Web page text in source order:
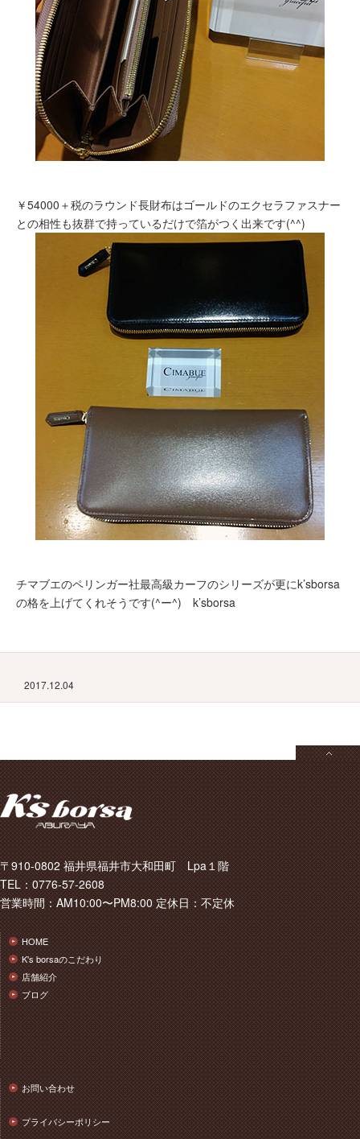
￥54000＋税のラウンド長財布はゴールドのエクセラファスナー
との相性も抜群で持っているだけで箔がつく出来です(^^)
チマブエのペリンガー社最高級カーフのシリーズが更にk’sborsa
の格を上げてくれそうです(^ー^) k’sborsa
2017.12.04
〒910-0802 福井県福井市大和田町 Lpa１階
TEL：0776-57-2608
営業時間：AM10:00〜PM8:00 定休日：不定休
HOME
K's borsaのこだわり
店舗紹介
ブログ
お問い合わせ
プライバシーポリシー